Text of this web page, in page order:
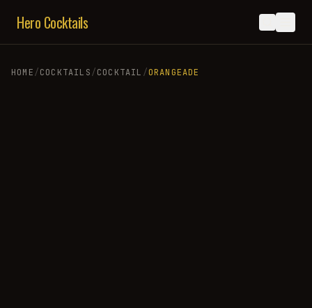
Hero Cocktails
HOME/COCKTAILS/COCKTAIL /ORANGEADE